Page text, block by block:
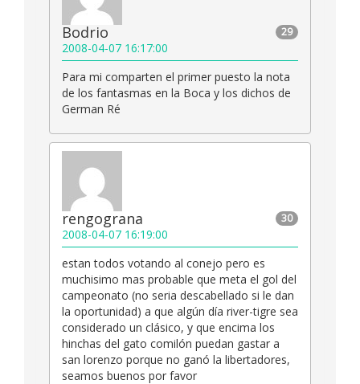
29
Bodrio
2008-04-07 16:17:00
Para mi comparten el primer puesto la nota
de los fantasmas en la Boca y los dichos de
German Ré
30
rengograna
2008-04-07 16:19:00
estan todos votando al conejo pero es
muchisimo mas probable que meta el gol del
campeonato (no seria descabellado si le dan
la oportunidad) a que algún día river-tigre sea
considerado un clásico, y que encima los
hinchas del gato comilón puedan gastar a
san lorenzo porque no ganó la libertadores,
seamos buenos por favor